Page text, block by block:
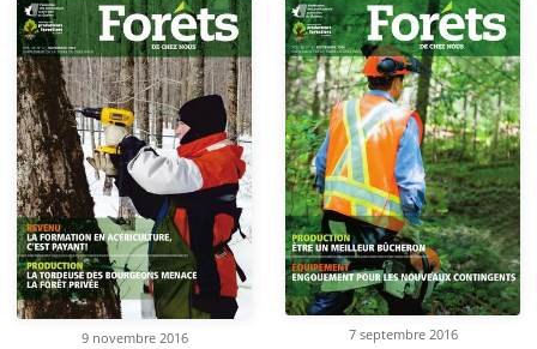
9 novembre 2016 7 septembre 2016